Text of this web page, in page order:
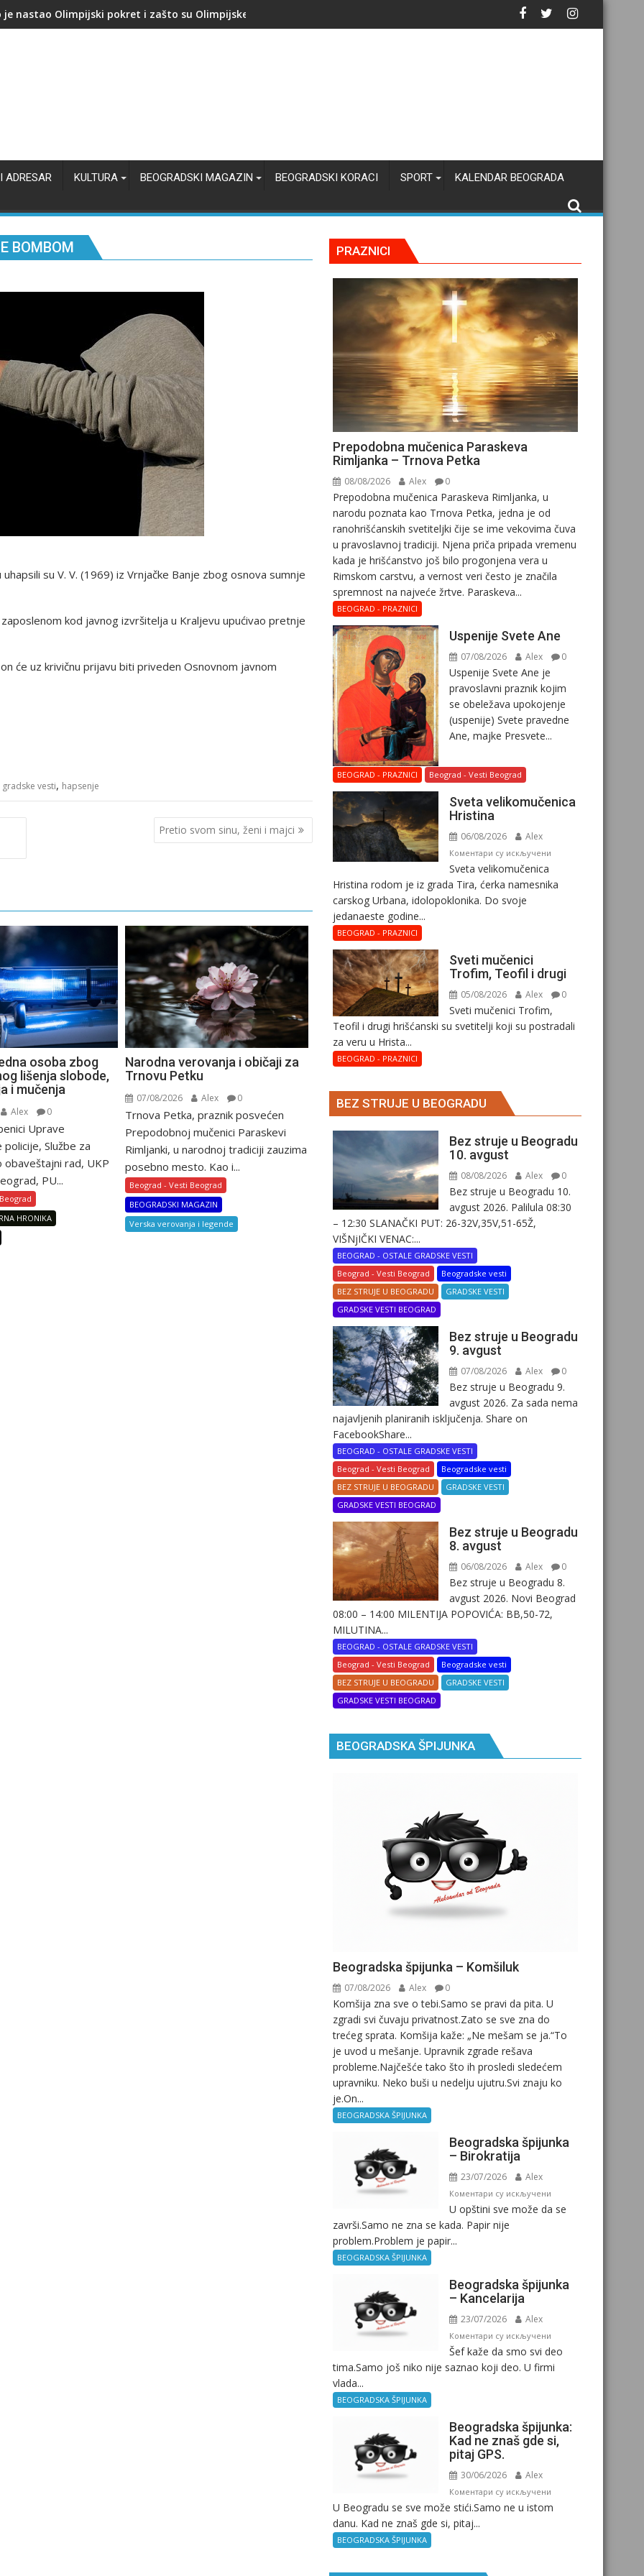
kupuje proizvođača AI čipova: Počinje nova bitka za jeftiniju veštačku inteligenciju
ADRESAR KULTURA BEOGRADSKI MAGAZIN BEOGRADSKI KORACI SPORT KALENDAR BEOGRADA
BOMBOM
su V. V. (1969) iz Vrnjačke Banje zbog osnova sumnje
kod javnog izvršitelja u Kraljevu upućivao pretnje
će uz krivičnu prijavu biti priveden Osnovnom javnom
gradske vesti, hapsenje
Pretio svom sinu, ženi i majci
osoba zbog
lišenja slobode,
i mučenja
Alex 0
Uprave
policije, Službe za
obaveštajni rad, UKP
PU...
HRONIKA
Narodna verovanja i običaji za
Trnovu Petku
07/08/2026 Alex 0
Trnova Petka, praznik posvećen
Prepodobnoj mučenici Paraskevi
Rimljanki, u narodnoj tradiciji zauzima
posebno mesto. Kao i...
Beograd - Vesti Beograd
BEOGRADSKI MAGAZIN
Verska verovanja i legende
PRAZNICI
Prepodobna mučenica Paraskeva
Rimljanka – Trnova Petka
08/08/2026 Alex 0
Prepodobna mučenica Paraskeva Rimljanka, u
narodu poznata kao Trnova Petka, jedna je od
ranohrišćanskih svetiteljki čije se ime vekovima čuva
u pravoslavnoj tradiciji. Njena priča pripada vremenu
kada je hrišćanstvo još bilo progonjena vera u
Rimskom carstvu, a vernost veri često je značila
spremnost na najveće žrtve. Paraskeva...
BEOGRAD - PRAZNICI
Uspenije Svete Ane
07/08/2026 Alex 0
Uspenije Svete Ane je
pravoslavni praznik kojim
se obeležava upokojenje
(uspenije) Svete pravedne
Ane, majke Presvete...
BEOGRAD - PRAZNICI Beograd - Vesti Beograd
Svеta vеlikоmučеnica
Hristina
06/08/2026 Alex
Коментари су искљученина
vеlikоmučеnica
Svеta vеlikоmučеnica
Hristina rodom je iz grada Tira, ćerka namesnika
carskog Urbana, idolopoklonika. Dо svоје
јеdanaеstе gоdinе...
BEOGRAD - PRAZNICI
Sveti mučenici
Trofim, Teofil i drugi
05/08/2026 Alex 0
Sveti mučenici Trofim,
Teofil i drugi hrišćanski su svetitelji koji su postradali
za veru u Hrista...
BEOGRAD - PRAZNICI
BEZ STRUJE U BEOGRADU
Bez struje u Beogradu
10. avgust
08/08/2026 Alex 0
Bez struje u Beogradu 10.
avgust 2026. Palilula 08:30
– 12:30 SLANAČKI PUT: 26-32V,35V,51-65Ž,
VIŠNjIČKI VENAC:...
BEOGRAD - OSTALE GRADSKE VESTI
Beograd - Vesti Beograd
Beogradske vesti
BEZ STRUJE U BEOGRADU
GRADSKE VESTI
GRADSKE VESTI BEOGRAD
Bez struje u Beogradu
9. avgust
07/08/2026 Alex 0
Bez struje u Beogradu 9.
avgust 2026. Za sada nema
najavljenih planiranih isključenja. Share on
FacebookShare...
BEOGRAD - OSTALE GRADSKE VESTI
Beograd - Vesti Beograd
Beogradske vesti
BEZ STRUJE U BEOGRADU
GRADSKE VESTI
GRADSKE VESTI BEOGRAD
Bez struje u Beogradu
8. avgust
06/08/2026 Alex 0
Bez struje u Beogradu 8.
avgust 2026. Novi Beograd
08:00 – 14:00 MILENTIJA POPOVIĆA: BB,50-72,
MILUTINA...
BEOGRAD - OSTALE GRADSKE VESTI
Beograd - Vesti Beograd
Beogradske vesti
BEZ STRUJE U BEOGRADU
GRADSKE VESTI
GRADSKE VESTI BEOGRAD
BEOGRADSKA ŠPIJUNKA
Beogradska špijunka – Komšiluk
07/08/2026 Alex 0
Komšija zna sve o tebi.Samo se pravi da pita. U
zgradi svi čuvaju privatnost.Zato se sve zna do
trećeg sprata. Komšija kaže: „Ne mešam se ja.“To
je uvod u mešanje. Upravnik zgrade rešava
probleme.Najčešće tako što ih prosledi sledećem
upravniku. Neko buši u nedelju ujutru.Svi znaju ko
je.On...
BEOGRADSKA ŠPIJUNKA
Beogradska špijunka
– Birokratija
23/07/2026 Alex
Коментари су искљученина
Beogradska
U opštini sve može da se
završi.Samo ne zna se kada. Papir nije
problem.Problem je papir...
BEOGRADSKA ŠPIJUNKA
Beogradska špijunka
– Kancelarija
23/07/2026 Alex
Коментари су искљученина
Beogradska
špijunka
Šef kaže da smo svi deo
tima.Samo još niko nije saznao koji deo. U firmi
vlada...
BEOGRADSKA ŠPIJUNKA
Beogradska špijunka:
Kad ne znaš gde si,
pitaj GPS.
30/06/2026 Alex
Коментари су искљученина
Beogradska
U Beogradu se sve može stići.Samo ne u istom
danu. Kad ne znaš gde si, pitaj...
BEOGRADSKA ŠPIJUNKA